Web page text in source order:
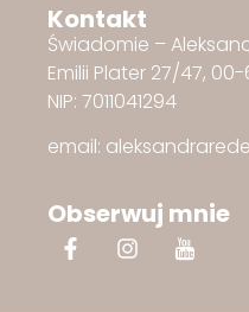
Kontakt
Świadomie –
Emilii Plater 27/47,
NIP: 7011041294
email:
Obserwuj mnie